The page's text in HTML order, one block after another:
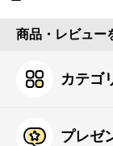
商品・レビュー
カテゴ
プレゼ